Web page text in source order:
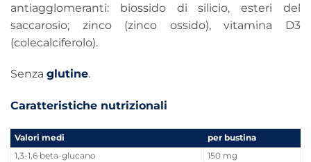
antiagglomeranti: biossido di silicio, esteri del
saccarosio; zinco (zinco ossido), vitamina D3
(colecalciferolo).
Senza glutine.
Caratteristiche nutrizionali
Valori medi
per bustina
1,3-1,6 beta-glucano
150 mg